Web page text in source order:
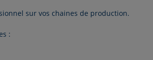
sur vos chaines de production.
: